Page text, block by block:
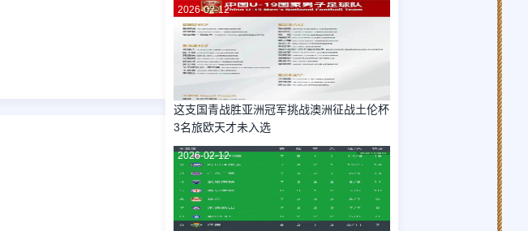
2026-02-12
这支国青战胜亚洲冠军挑战澳洲征战土伦杯
3名旅欧天才未入选
2026-02-12